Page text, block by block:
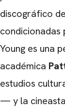
discográfico
condicionadas
Young es una
académica
estudios
— y la cineasta